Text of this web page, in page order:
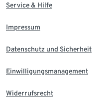
Service & Hilfe
Impressum
Datenschutz und Sicherheit
Einwilligungsmanagement
Widerrufsrecht